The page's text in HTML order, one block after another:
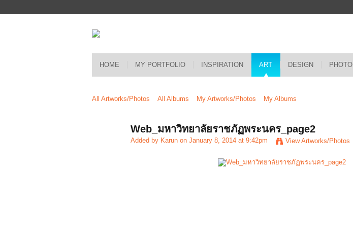
HOME MY PORTFOLIO INSPIRATION ART DESIGN PHOTO
All Artworks/Photos All Albums My Artworks/Photos My Albums
Web_มหาวิทยาลัยราชภัฏพระนคร_page2
Added by Karun on January 8, 2014 at 9:42pm View Artworks/Photos